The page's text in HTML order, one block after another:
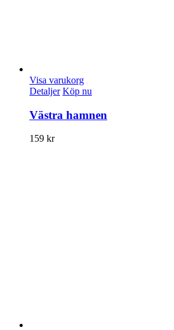
Visa varukorg
Detaljer Köp nu
Västra hamnen
159 kr